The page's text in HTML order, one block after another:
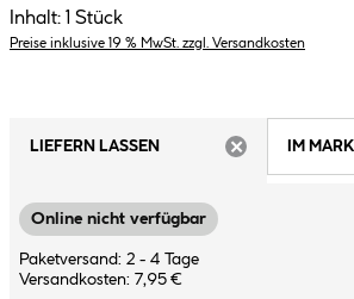
Inhalt: 1 Stück
Preise inklusive 19 % MwSt. zzgl. Versandkosten
LIEFERN LASSEN
IM
Online nicht verfügbar
Paketversand: 2 - 4 Tage
Versandkosten: 7,95 €